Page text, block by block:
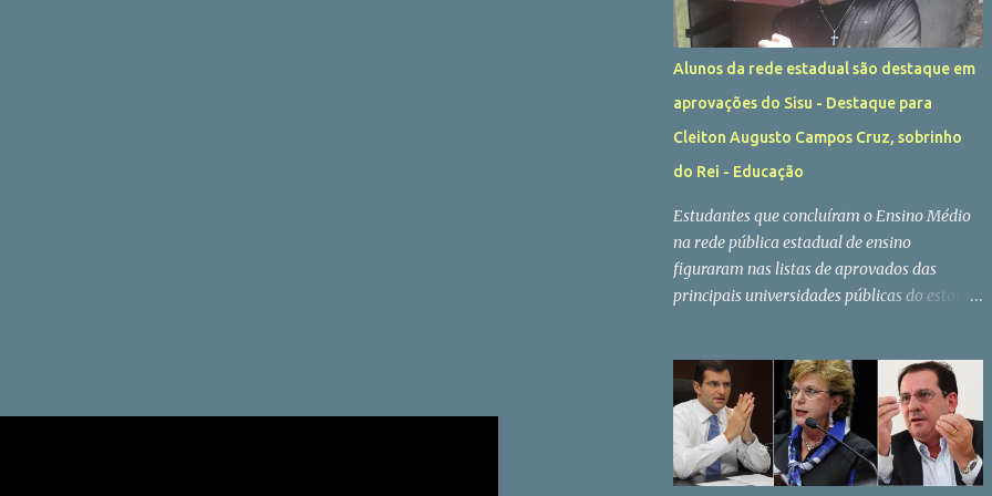
Alunos da rede estadual são destaque em
aprovações do Sisu - Destaque para
Cleiton Augusto Campos Cruz, sobrinho
do Rei - Educação
Estudantes que concluíram o Ensino Médio
na rede pública estadual de ensino
figuraram nas listas de aprovados das
principais universidades públicas do estado.
Sisu 2022 (Sistema Unificado de Seleção),
realizada na última terça-feira (22/02),
centenas de ex-alunos da rede estadual
celebraram o ingresso em algumas das
principais instituições públicas de ensino